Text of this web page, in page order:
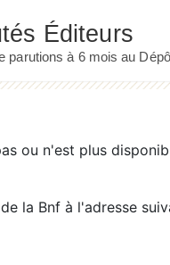
ou n'est plus
la Bnf à l'adresse